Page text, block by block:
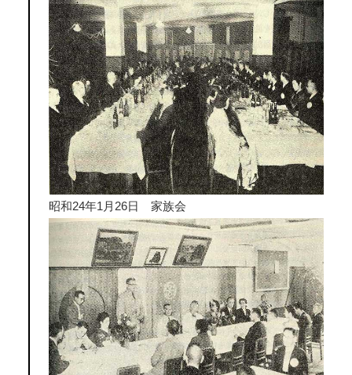
昭和24年1月26日 家族会